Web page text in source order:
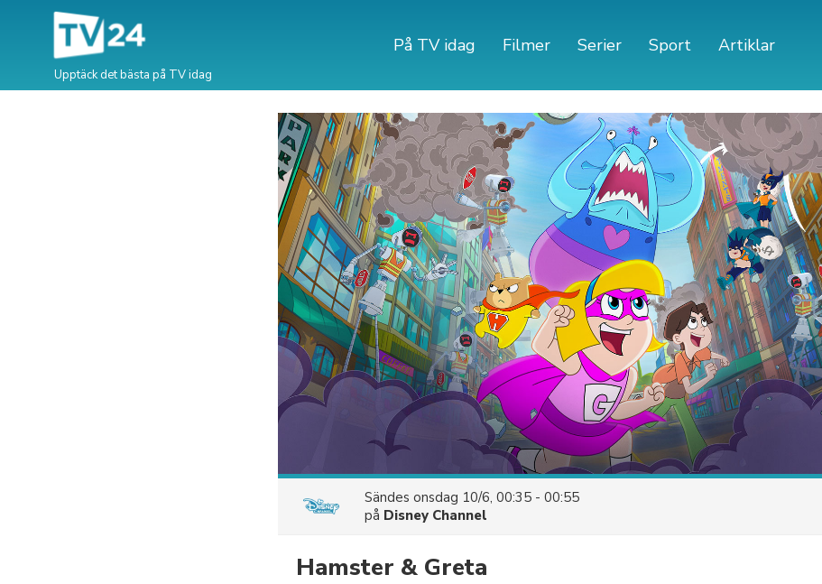
Upptäck det bästa på TV idag
På TV idag Filmer Serier Sport Artiklar
Sändes onsdag 10/6, 00:35 - 00:55
på Disney Channel
Hamster & Greta